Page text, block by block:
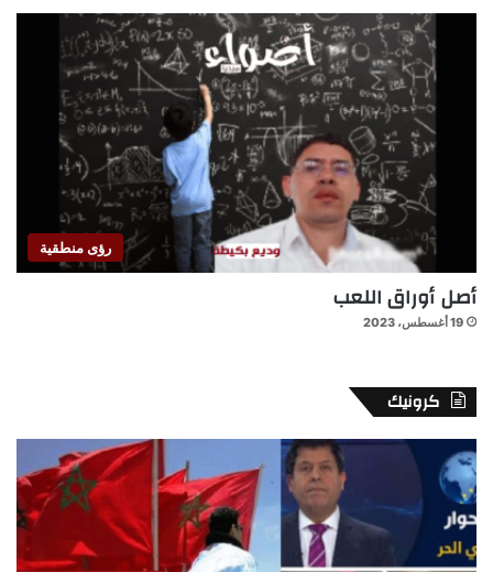
رؤى منطقية
أصل أوراق اللعب
19 أغسطس، 2023
كرونيك